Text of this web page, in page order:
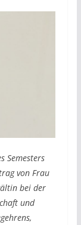
Semesters
von Frau
bei der
und